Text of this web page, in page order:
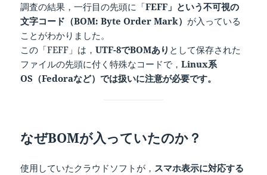
調査の結果，一行目の先頭に「FEFF」という不可視の
文字コード（BOM: Byte Order Mark） が入っている
ことがわかりました。
この「FEFF」は，UTF-8でBOMあり として保存された
ファイルの先頭に付く特殊なコードで，Linux系
OS（Fedoraなど）では扱いに注意が必要です。
なぜBOMが入っていたのか？
使用していたクラウドソフトが， スマホ表示に対応する